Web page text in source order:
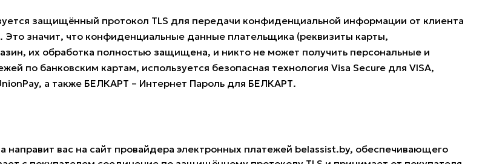
защищённый протокол TLS для передачи конфиденциальной информации от клиента
значит, что конфиденциальные данные плательщика (реквизиты карты,
их обработка полностью защищена, и никто не может получить персональные и
по банковским картам, используется безопасная технология Visa Secure для VISA,
а также БЕЛКАРТ – Интернет Пароль для БЕЛКАРТ.
направит вас на сайт провайдера электронных платежей belassist.by, обеспечивающего